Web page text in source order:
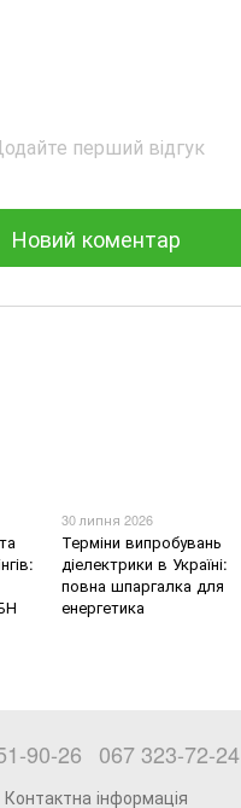
перший відгук
Новий коментар
30 липня 2026
Терміни випробувань
діелектрики в Україні:
повна шпаргалка для
енергетика
90-26 067 323-72-24
Контактна інформація